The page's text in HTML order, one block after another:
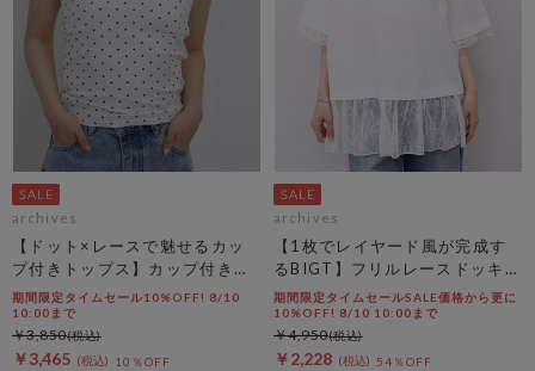
archives
【ドット×レースで魅せるカッ
プ付きトップス】カップ付きホ
ルダーネックレースタンクトッ
プ
期間限定タイムセール10%OFF! 8/10
10:00まで
￥3,465 10％OFF
￥3,850
archives
【1枚でレイヤード風が完成す
るBIGT】フリルレースドッキン
グＢＩＧＴＥＥ
期間限定タイムセールSALE価格から更に
10%OFF! 8/10 10:00まで
￥2,228 54％OFF
￥4,950